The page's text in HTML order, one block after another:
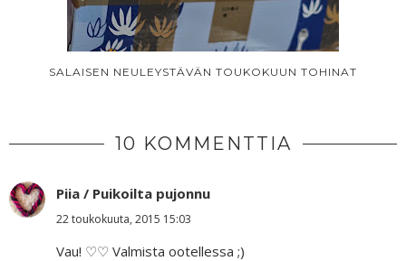
SALAISEN NEULEYSTÄVÄN TOUKOKUUN TOHINAT
10 KOMMENTTIA
Piia / Puikoilta pujonnu
22 toukokuuta, 2015 15:03
Vau! ♡♡ Valmista ootellessa ;)